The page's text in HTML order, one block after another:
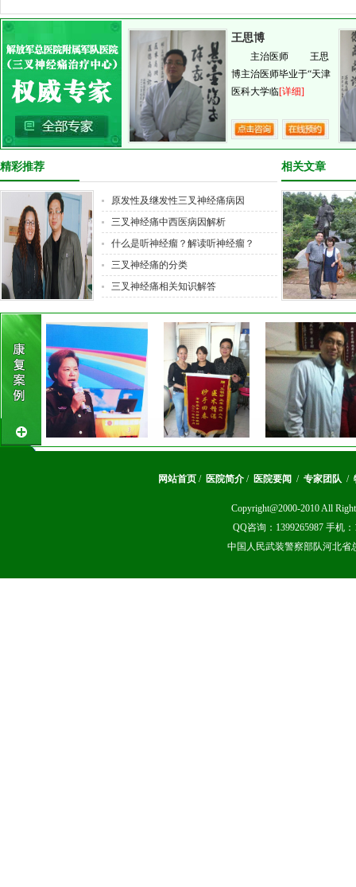
王思博
主治医师 王思
博主治医师毕业于“天津
医科大学临[详细]
精彩推荐
原发性及继发性三叉神经痛病因
三叉神经痛中西医病因解析
什么是听神经瘤？解读听神经瘤？
三叉神经痛的分类
三叉神经痛相关知识解答
相关文章
网站首页/ 医院简介/ 医院要闻 / 专家团队 /
Copyright@2000-2010 All
QQ咨询：1399265987 手机
中国人民武装警察部队河北